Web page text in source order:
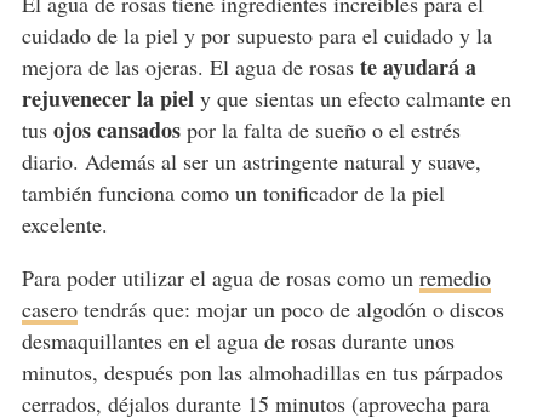
cuidado de la piel y por supuesto para el cuidado y la
mejora de las ojeras. El agua de rosaste ayudará a
rejuvenecer la piely que sientas un efecto calmante en
tus ojos cansadospor la falta de sueño o el estrés
diario. Además al ser un astringente natural y suave,
también funciona como un tonificador de la piel
excelente.
Para poder utilizar el agua de rosas como un remedio
caserotendrás que: mojar un poco de algodón o discos
desmaquillantes en el agua de rosas durante unos
minutos, después pon las almohadillas en tus párpados
cerrados, déjalos durante 15 minutos (aprovecha para